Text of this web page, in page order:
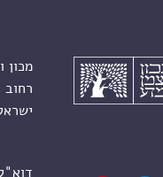
מכון
רחוב הרצל